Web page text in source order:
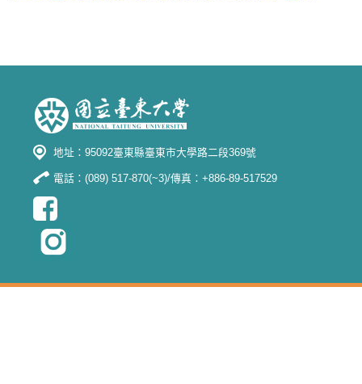
地址：95092臺東縣臺東市大學路二段369號
電話：(089) 517-870(~3)/傳真：+886-89-517529